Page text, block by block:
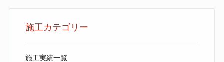
施工カテゴリー
施工実績一覧